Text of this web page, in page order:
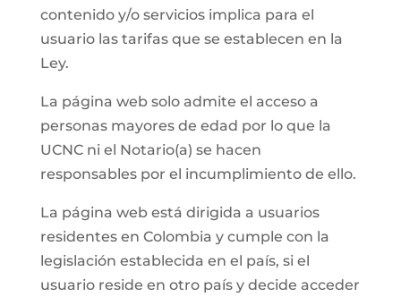
contenido y/o servicios implica para el
usuario las tarifas que se establecen en la
Ley.
La página web solo admite el acceso a
personas mayores de edad por lo que la
UCNC ni el Notario(a) se hacen
responsables por el incumplimiento de ello.
La página web está dirigida a usuarios
residentes en Colombia y cumple con la
legislación establecida en el país, si el
usuario reside en otro país y decide acceder